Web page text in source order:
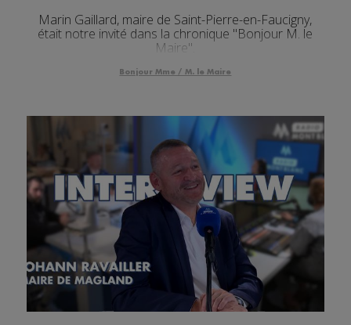
Marin Gaillard, maire de Saint-Pierre-en-Faucigny,
était notre invité dans la chronique "Bonjour M. le
Maire".
Bonjour Mme / M. le Maire